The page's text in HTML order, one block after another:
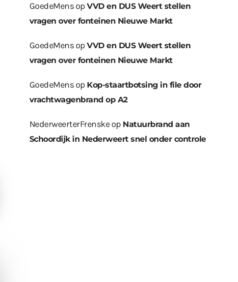
GoedeMensopVVD en DUS Weert stellen
vragen over fonteinen Nieuwe Markt
GoedeMensopVVD en DUS Weert stellen
vragen over fonteinen Nieuwe Markt
GoedeMensop Kop-staartbotsing in file door
vrachtwagenbrand op A2
NederweerterFrenskeop Natuurbrand aan
Schoordijk in Nederweert snel onder controle